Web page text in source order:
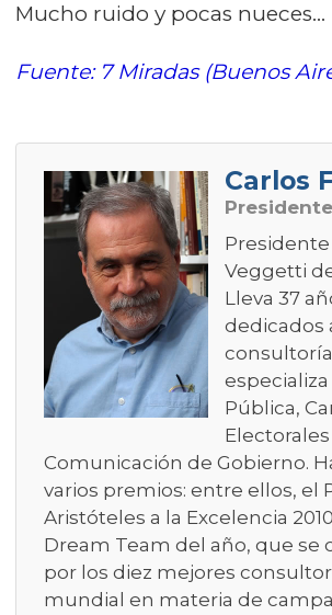
Mucho ruido y pocas nueces…
Fuente: 7 Miradas (Buenos
Carlos
Presidente
Presidente
Veggetti
Lleva 37
dedicados
Pública,
Electorales
Comunicación de Gobierno.
varios premios: entre ellos, el
Aristóteles a la Excelencia
Dream Team del año, que se
por los diez mejores
mundial en materia de